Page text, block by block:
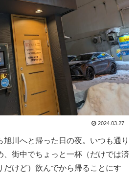
2024.03.27
旭川へと帰った日の夜。いつも通り
、街中でちょっと一杯（だけでは済
だけど）飲んでから帰ることにす